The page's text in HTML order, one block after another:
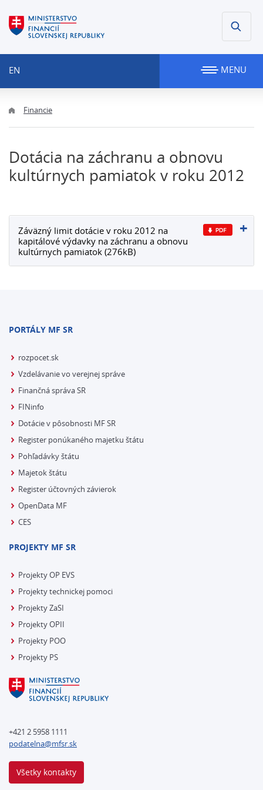
EN MENU
Financie
Dotácia na záchranu a obnovu
kultúrnych pamiatok v roku 2012
Záväzný limit dotácie v roku 2012 na
kapitálové výdavky na záchranu a obnovu
kultúrnych pamiatok (276kB)
PORTÁLY MF SR
rozpocet.sk
Vzdelávanie vo verejnej správe
Finančná správa SR
FINinfo
Dotácie v pôsobnosti MF SR
Register ponúkaného majetku štátu
Pohľadávky štátu
Majetok štátu
Register účtovných závierok
OpenData MF
CES
PROJEKTY MF SR
Projekty OP EVS
Projekty technickej pomoci
Projekty ZaSI
Projekty OPII
Projekty POO
Projekty PS
+421 2 5958 1111
podatelna@mfsr.sk
Všetky kontakty